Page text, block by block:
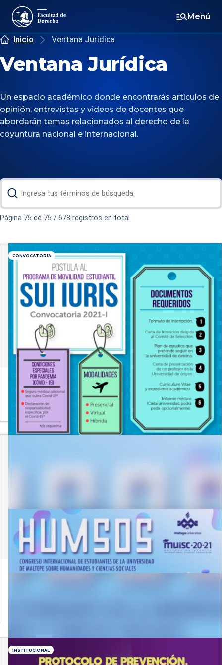
Menú
Inicio Ventana Jurídica
Ventana Jurídica
Un espacio académico donde encontrarás artículos de
opinión, entrevistas y videos de docentes que
abordarán temas relacionados al derecho de la
coyuntura nacional e internacional.
Página 75 de 75 / 678 registros en total
CONVOCATORIA
28 de abril de 2021
¡Sé parte del programa de intercambio estudiantil
2021!
7 de abril de 2021
INSTITUCIONAL